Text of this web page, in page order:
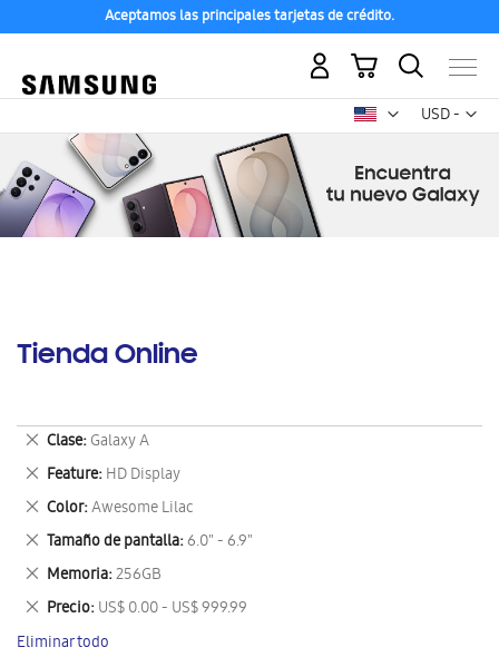
Aceptamos las principales tarjetas de crédito.
USD -
dólar
Mi carrito
Tienda Online
Clase Galaxy A
Eliminar
este
artículo
Feature HD Display
Eliminar
este
artículo
Color Awesome Lilac
Eliminar
este
artículo
Tamaño de pantalla 6.0" - 6.9"
Eliminar
este
artículo
Memoria 256GB
Eliminar
este
artículo
Precio US$ 0.00 - US$ 999.99
Eliminar
este
artículo
Eliminar todo